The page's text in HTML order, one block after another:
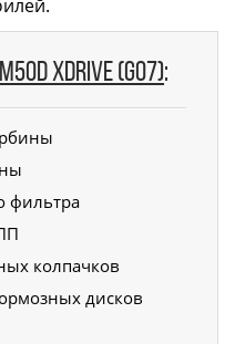
xDrive (G07):
фильтра
колпачков
дисков